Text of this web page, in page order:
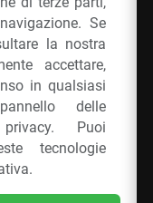
Milano (MI)
&Cookie
Se
la nostra
accettare,
in qualsiasi
delle
Puoi
tecnologie